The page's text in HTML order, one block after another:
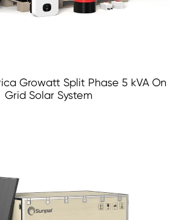
Growatt Split Phase 5 kVA On
Grid Solar System